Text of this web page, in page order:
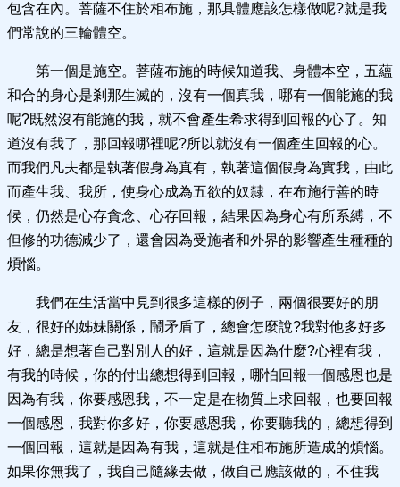
包含在內。菩薩不住於相布施，那具體應該怎樣做呢?就是我
們常說的三輪體空。
第一個是施空。菩薩布施的時候知道我、身體本空，五蘊
和合的身心是剎那生滅的，沒有一個真我，哪有一個能施的我
呢?既然沒有能施的我，就不會產生希求得到回報的心了。知
道沒有我了，那回報哪裡呢?所以就沒有一個產生回報的心。
而我們凡夫都是執著假身為真有，執著這個假身為實我，由此
而產生我、我所，使身心成為五欲的奴隸，在布施行善的時
候，仍然是心存貪念、心存回報，結果因為身心有所系縛，不
但修的功德減少了，還會因為受施者和外界的影響產生種種的
煩惱。
我們在生活當中見到很多這樣的例子，兩個很要好的朋
友，很好的姊妹關係，鬧矛盾了，總會怎麼說?我對他多好多
好，總是想著自己對別人的好，這就是因為什麼?心裡有我，
有我的時候，你的付出總想得到回報，哪怕回報一個感恩也是
因為有我，你要感恩我，不一定是在物質上求回報，也要回報
一個感恩，我對你多好，你要感恩我，你要聽我的，總想得到
一個回報，這就是因為有我，這就是住相布施所造成的煩惱。
如果你無我了，我自己隨緣去做，做自己應該做的，不住我